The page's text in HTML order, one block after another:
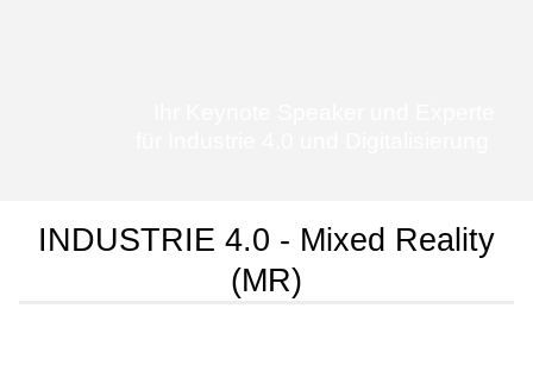
INDUSTRIE 4.0 - Mixed Reality
(MR)